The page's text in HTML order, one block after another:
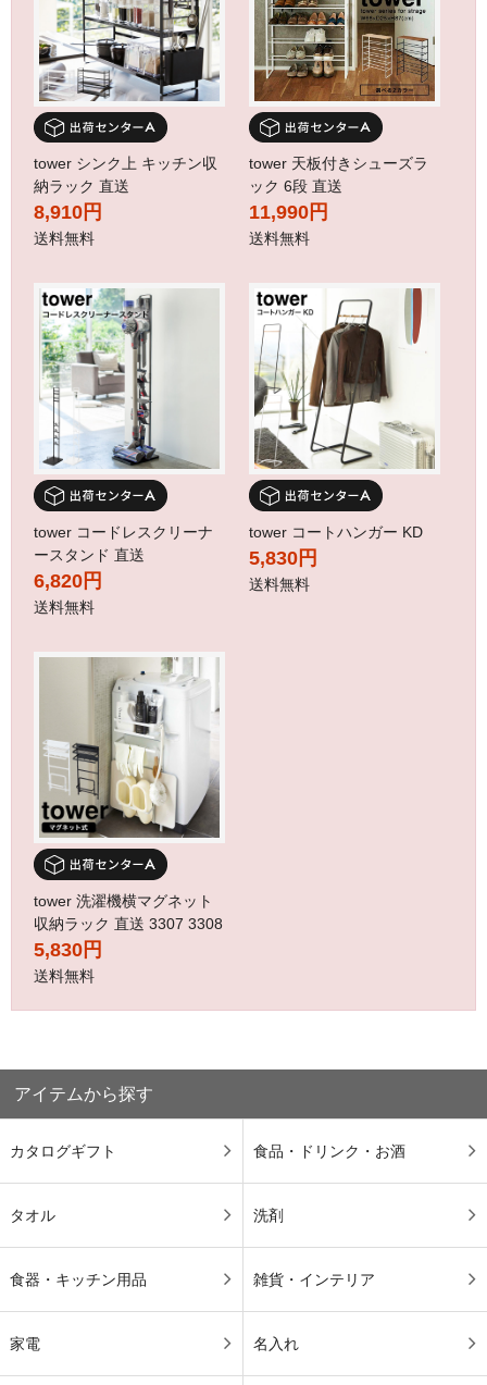
tower シンク上 キッチン収
納ラック 直送
8,910円
送料無料
tower 天板付きシューズラ
ック 6段 直送
11,990円
送料無料
tower コードレスクリーナ
ースタンド 直送
6,820円
送料無料
tower コートハンガー KD
5,830円
送料無料
tower 洗濯機横マグネット
収納ラック 直送 3307 3308
5,830円
送料無料
アイテムから探す
カタログギフト 食品・ドリンク・お酒
タオル 洗剤
食器・キッチン用品 雑貨・インテリア
家電 名入れ